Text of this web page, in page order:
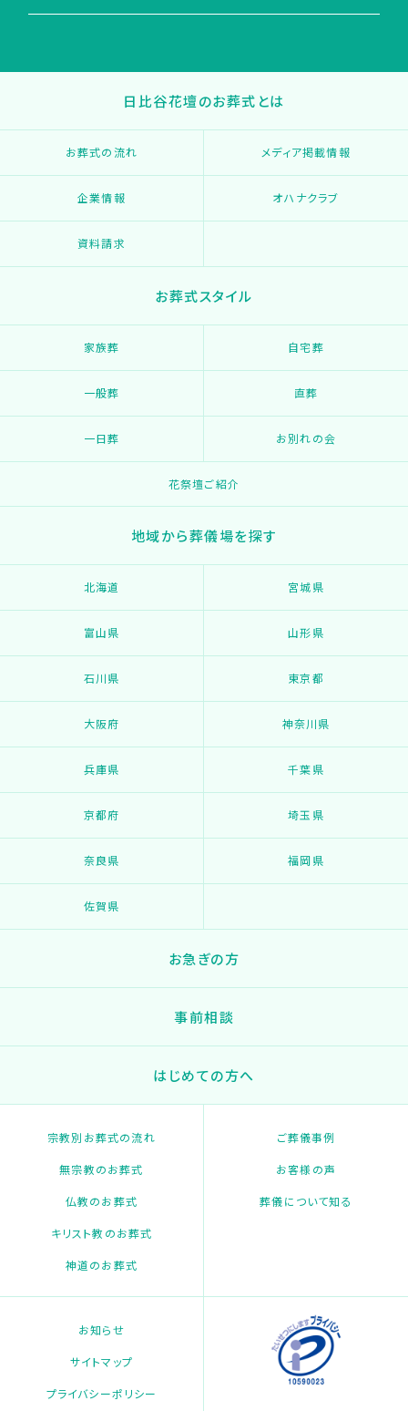
日比谷花壇のお葬式とは
お葬式の流れ メディア掲載情報
企業情報 オハナクラブ
資料請求
お葬式スタイル
家族葬 自宅葬
一般葬 直葬
一日葬 お別れの会
花祭壇ご紹介
地域から葬儀場を探す
北海道 宮城県
富山県 山形県
石川県 東京都
大阪府 神奈川県
兵庫県 千葉県
京都府 埼玉県
奈良県 福岡県
佐賀県
お急ぎの方
事前相談
はじめての方へ
宗教別お葬式の流れ
無宗教のお葬式
仏教のお葬式
キリスト教のお葬式
神道のお葬式
ご葬儀事例
お客様の声
葬儀について知る
お知らせ
サイトマップ
プライバシーポリシー